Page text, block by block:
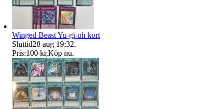
Winged Beast Yu-gi-oh kort
Sluttid28 aug 19:32.
Pris:100 kr,Köp nu.